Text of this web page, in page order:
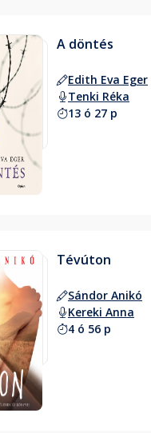
A döntés
Edith Eva Eger
Tenki Réka
13 ó 27 p
Tévúton
Sándor Anikó
Kereki Anna
4 ó 56 p